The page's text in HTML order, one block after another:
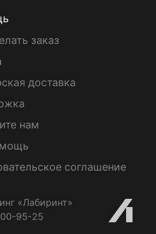
заказ
доставка
нам
соглашение
«Лабиринт»
95-25